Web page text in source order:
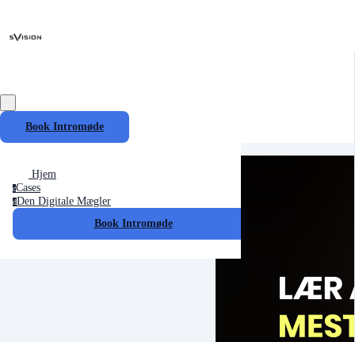
Book Intromøde
Hjem
cCases
dDen Digitale Mægler
Book Intromøde